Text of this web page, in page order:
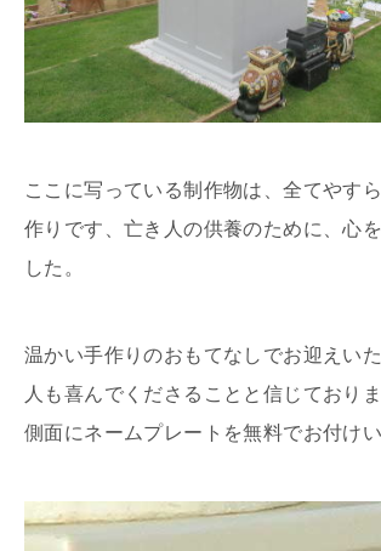
ここに写っている制作物は、全てやす
作りです、亡き人の供養のために、心
した。
温かい手作りのおもてなしでお迎えい
人も喜んでくださることと信じておりま
側面にネームプレートを無料でお付けい